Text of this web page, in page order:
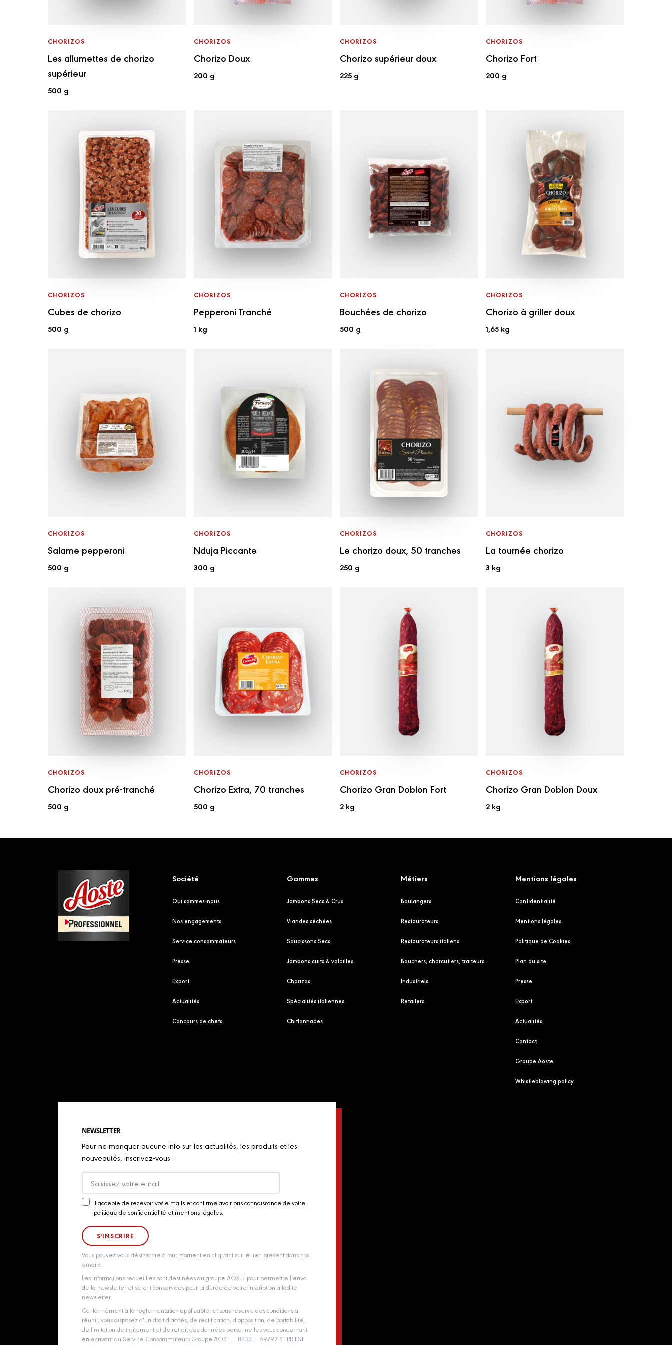
CHORIZOS
Les allumettes de chorizo
supérieur
500 g
CHORIZOS
Chorizo Doux
200 g
CHORIZOS
Chorizo supérieur doux
225 g
CHORIZOS
Chorizo Fort
200 g
CHORIZOS
Cubes de chorizo
500 g
CHORIZOS
Pepperoni Tranché
1 kg
CHORIZOS
Bouchées de chorizo
500 g
CHORIZOS
Chorizo à griller doux
1,65 kg
CHORIZOS
Salame pepperoni
500 g
CHORIZOS
Nduja Piccante
300 g
CHORIZOS
Le chorizo doux, 50 tranches
250 g
CHORIZOS
La tournée chorizo
3 kg
CHORIZOS
Chorizo doux pré-tranché
500 g
CHORIZOS
Chorizo Extra, 70 tranches
500 g
CHORIZOS
Chorizo Gran Doblon Fort
2 kg
CHORIZOS
Chorizo Gran Doblon Doux
2 kg
Société
Qui sommes-nous
Nos engagements
Service consommateurs
Presse
Export
Actualités
Concours de chefs
Gammes
Jambons Secs & Crus
Viandes séchées
Saucissons Secs
Jambons cuits & volailles
Chorizos
Spécialités italiennes
Chiffonnades
Métiers
Boulangers
Restaurateurs
Restaurateurs italiens
Bouchers, charcutiers, traiteurs
Industriels
Retailers
Mentions légales
Confidentialité
Mentions légales
Politique de Cookies
Plan du site
Presse
Export
Actualités
Contact
Groupe Aoste
Whistleblowing policy
NEWSLETTER
Pour ne manquer aucune info sur les actualités, les produits et les
nouveautés, inscrivez-vous :
Newsletter
J'accepte de recevoir vos e-mails et confirme avoir pris connaissance de votre
politique de confidentialité et mentions légales.
Vous pouvez vous désinscrire à tout moment en cliquant sur le lien présent dans nos
emails.
Les informations recueillies sont destinées au groupe AOSTE pour permettre l'envoi
de la newsletter et seront conservées pour la durée de votre inscription à ladite
newsletter.
Conformément à la réglementation applicable, et sous réserve des conditions à
réunir, vous disposez d'un droit d'accès, de rectification, d'opposition, de portabilité,
de limitation de traitement et de retrait des données personnelles vous concernant
en écrivant au Service Consommateurs Groupe AOSTE – BP 331 – 69792 ST PRIEST